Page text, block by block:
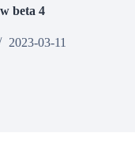
beta 4
2023-03-11